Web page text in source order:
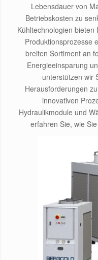
Lebensdauer von
Betriebskosten zu
Kühltechnologien
Produktionsprozesse
breiten Sortiment an
Energieeinsparung
unterstützen wir
Herausforderungen
innovativen
Hydraulikmodule und
erfahren Sie, wie